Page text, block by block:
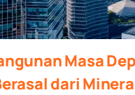
Masa
dari